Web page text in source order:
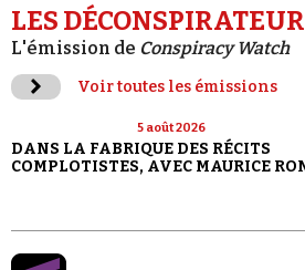
LES
L'émission de Conspiracy Watch
Voir toutes les émissions
5 août 2026
DANS LA FABRIQUE DES RÉCITS
COMPLOTISTES, AVEC MAURICE